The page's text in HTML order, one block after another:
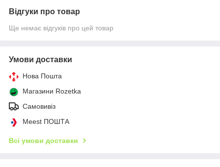
Відгуки про товар
Ще немає відгуків про цей товар
Умови доставки
Нова Пошта
Магазини Rozetka
Самовивіз
Meest ПОШТА
Всі умови доставки